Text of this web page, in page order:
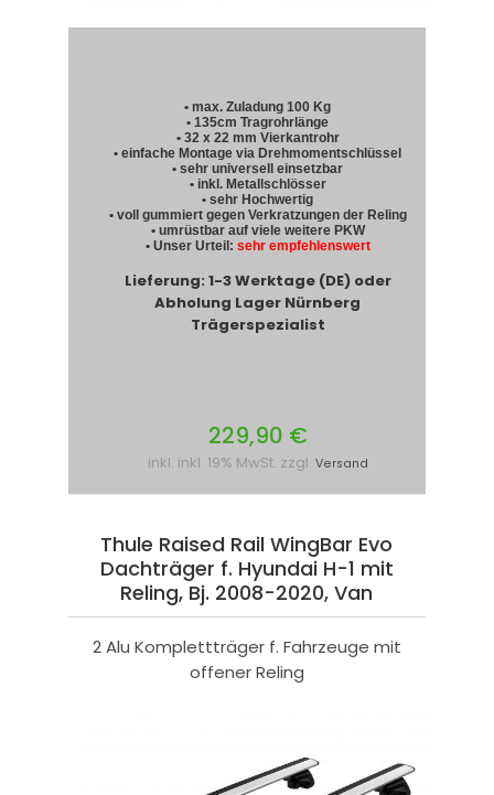
• max. Zuladung 100 Kg
• 135cm Tragrohrlänge
• 32 x 22 mm Vierkantrohr
• einfache Montage via Drehmomentschlüssel
• sehr universell einsetzbar
• inkl. Metallschlösser
• sehr Hochwertig
• voll gummiert gegen Verkratzungen der Reling
• umrüstbar auf viele weitere PKW
• Unser Urteil: sehr empfehlenswert
Lieferung: 1-3 Werktage (DE) oder
Abholung Lager Nürnberg
Trägerspezialist
229,90 €
inkl. inkl. 19% MwSt. zzgl. Versand
Thule Raised Rail WingBar Evo
Dachträger f. Hyundai H-1 mit
Reling, Bj. 2008-2020, Van
2 Alu Komplettträger f. Fahrzeuge mit
offener Reling